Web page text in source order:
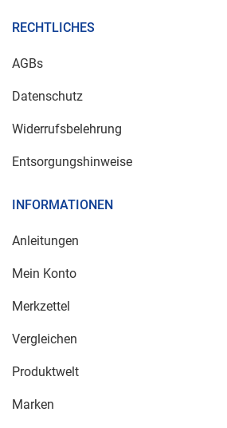
RECHTLICHES
AGBs
Datenschutz
Widerrufsbelehrung
Entsorgungshinweise
INFORMATIONEN
Anleitungen
Mein Konto
Merkzettel
Vergleichen
Produktwelt
Marken